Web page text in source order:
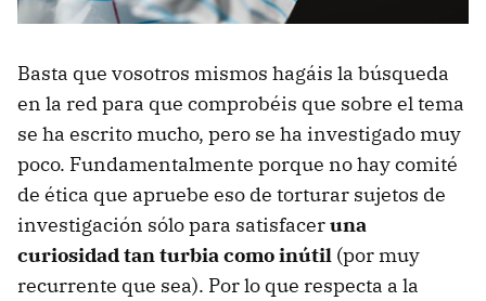
Basta que vosotros mismos hagáis la búsqueda
en la red para que comprobéis que sobre el tema
se ha escrito mucho, pero se ha investigado muy
poco. Fundamentalmente porque no hay comité
de ética que apruebe eso de torturar sujetos de
investigación sólo para satisfaceruna
curiosidad tan turbia como inútil (por muy
recurrente que sea). Por lo que respecta a la